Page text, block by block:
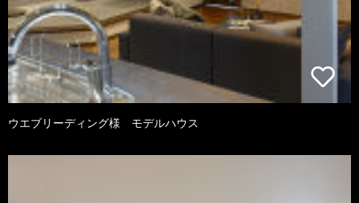
ウエブリーディング様 モデルハウス